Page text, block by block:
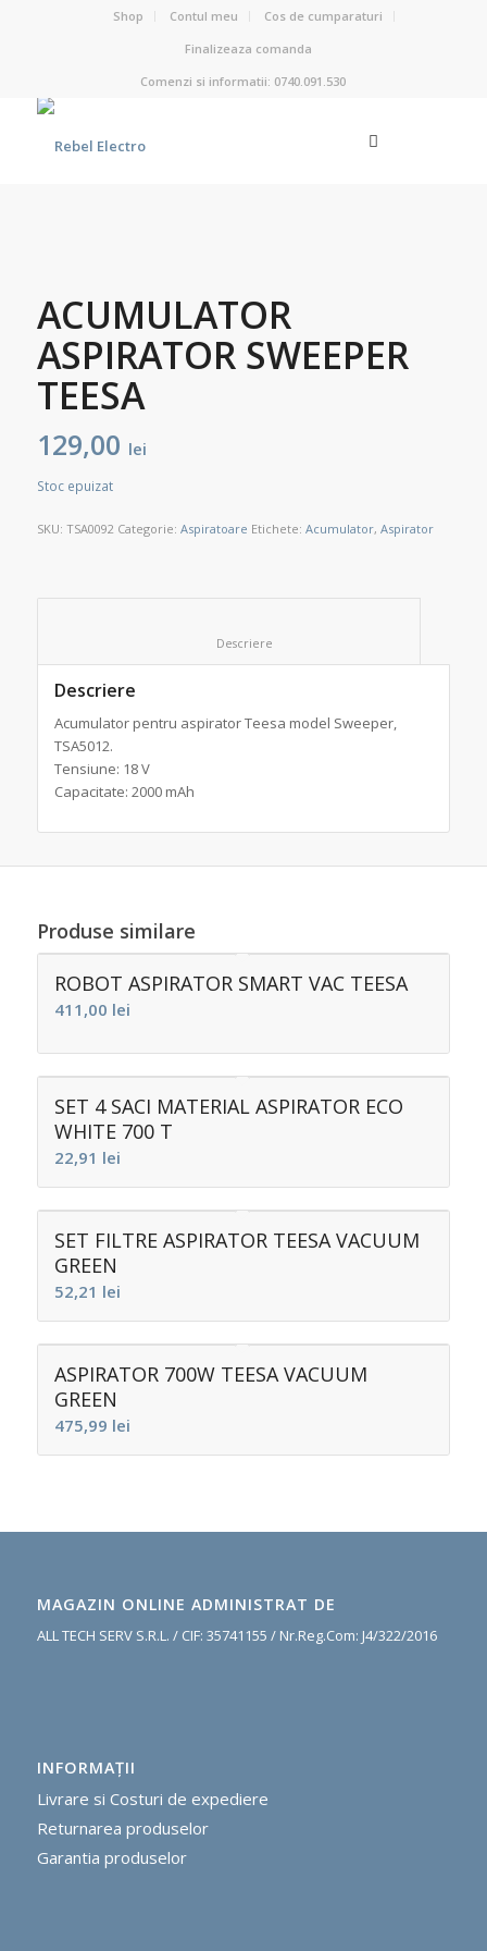
Shop Contul meu
Cos de cumparaturi
Finalizeaza comanda
Comenzi si informatii: 0740.091.530
ACUMULATOR
ASPIRATOR SWEEPER
TEESA
129,00 lei
Stoc epuizat
SKU: TSA0092 Categorie: Aspiratoare Etichete: Acumulator, Aspirator
Descriere
Acumulator pentru aspirator Teesa model Sweeper,
TSA5012.
Tensiune: 18 V
Capacitate: 2000 mAh
Produse similare
ROBOT ASPIRATOR SMART VAC TEESA
411,00 lei
SET 4 SACI MATERIAL ASPIRATOR ECO
WHITE 700 T
22,91 lei
SET FILTRE ASPIRATOR TEESA VACUUM
GREEN
52,21 lei
ASPIRATOR 700W TEESA VACUUM
GREEN
475,99 lei
MAGAZIN ONLINE ADMINISTRAT DE
ALL TECH SERV S.R.L. / CIF: 35741155 / Nr.Reg.Com: J4/322/2016
INFORMAŢII
Livrare si Costuri de expediere
Returnarea produselor
Garantia produselor